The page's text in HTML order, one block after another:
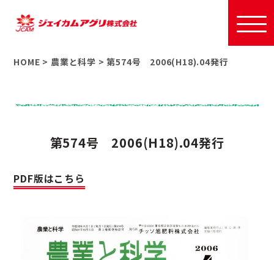
HOME > 農業と科学 >第574号 2006(H18).04発行
第574号 2006(H18).04発行
PDF版はこちら